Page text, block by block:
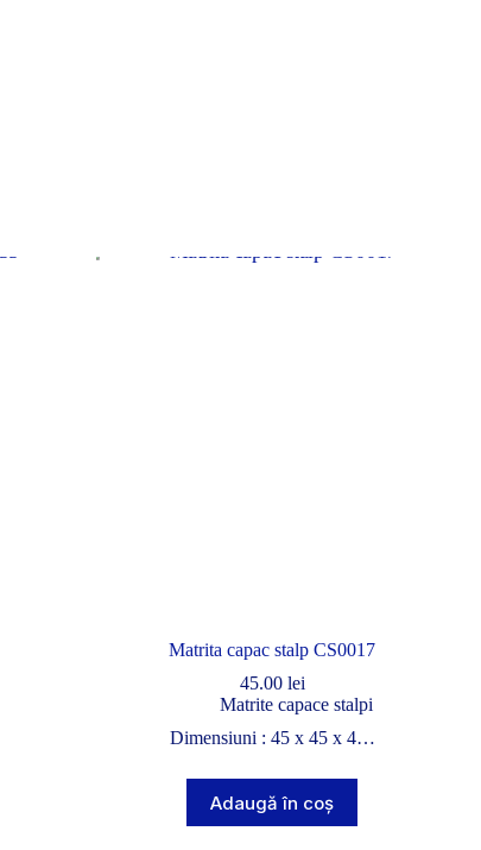
Matrita capac stalp CS0017
45.00 lei
Matrite capace stalpi
Dimensiuni : 45 x 45 x 4…
Adaugă în coș